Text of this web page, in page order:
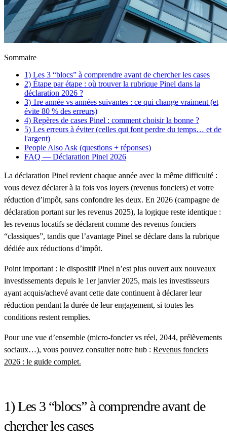
Sommaire
1) Les 3 “blocs” à comprendre avant de chercher les cases
2) Étape par étape : où trouver la rubrique Pinel dans la
déclaration 2026 ?
3) 1re année vs années suivantes : ce qui change vraiment (et
évite 80 % des erreurs)
4) Repères de cases Pinel : comment choisir la bonne ?
5) Les erreurs à éviter (celles qui font perdre du temps… et de
l'argent)
People Also Ask (questions + réponses)
FAQ — Déclaration Pinel 2026
La déclaration Pinel revient chaque année avec la même difficulté :
vous devez déclarer à la fois vos loyers (revenus fonciers) et votre
réduction d’impôt, sans confondre les deux. En 2026 (campagne de
déclaration portant sur les revenus 2025), la logique reste identique :
les revenus locatifs se déclarent comme des revenus fonciers
“classiques”, tandis que l’avantage Pinel se déclare dans la rubrique
dédiée aux réductions d’impôt.
Point important : le dispositif Pinel n’est plus ouvert aux nouveaux
investissements depuis le 1er janvier 2025, mais les investisseurs
ayant acquis/achevé avant cette date continuent à déclarer leur
réduction pendant la durée de leur engagement, si toutes les
conditions restent remplies.
Pour une vue d’ensemble (micro-foncier vs réel, 2044, prélèvements
sociaux…), vous pouvez consulter notre hub : Revenus fonciers
2026 : le guide complet.
1) Les 3 “blocs” à comprendre avant de
chercher les cases